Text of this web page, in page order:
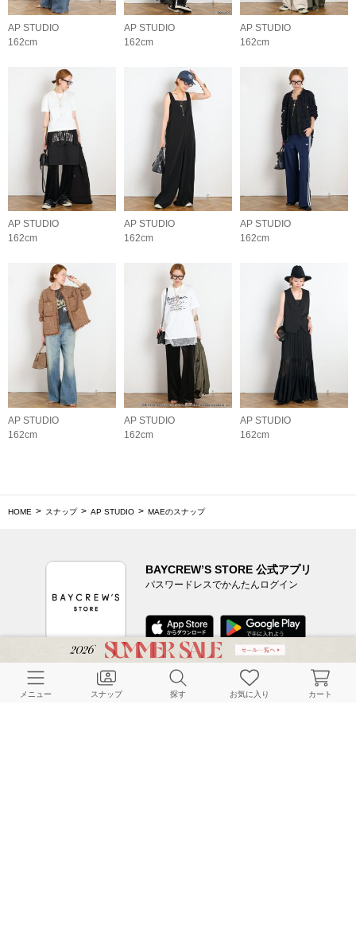
AP STUDIO
162cm
AP STUDIO
162cm
AP STUDIO
162cm
AP STUDIO
162cm
AP STUDIO
162cm
AP STUDIO
162cm
AP STUDIO
162cm
AP STUDIO
162cm
AP STUDIO
162cm
HOME スナップ AP STUDIO MAEのスナップ
BAYCREW’S STORE 公式アプリ
パスワードレスでかんたんログイン
CUSTOMER SERVICE
メニュー スナップ 探す お気に入り カート